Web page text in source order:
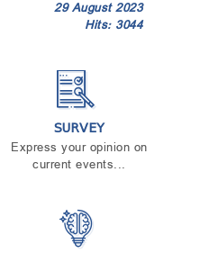
29 August 2023
Hits: 3044
SURVEY
Express your opinion on
current events...